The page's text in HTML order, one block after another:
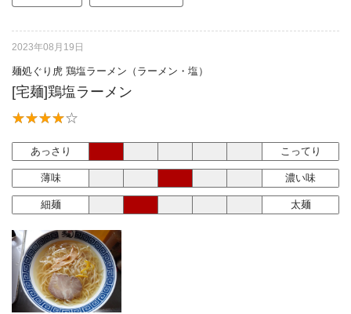
2023年08月19日
麺処ぐり虎 鶏塩ラーメン（ラーメン・塩）
[宅麺]鶏塩ラーメン
あっさり こってり
薄味 濃い味
細麺 太麺